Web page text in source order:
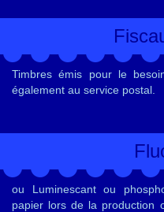
Timbres émis pour le
également au service postal.
ou Luminescant ou
papier lors de la production